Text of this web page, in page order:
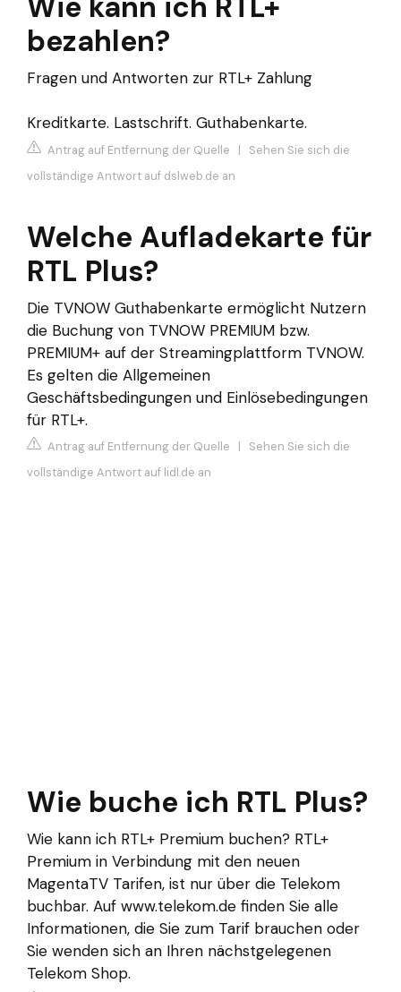
bezahlen?
Fragen und Antworten zur RTL+ Zahlung
Kreditkarte. Lastschrift. Guthabenkarte.
Antrag auf Entfernung der Quelle | Sehen Sie sich die
vollständige Antwort auf dslweb.de an
Welche Aufladekarte für
RTL Plus?
Die TVNOW Guthabenkarte ermöglicht Nutzern
die Buchung von TVNOW PREMIUM bzw.
PREMIUM+ auf der Streamingplattform TVNOW.
Es gelten die Allgemeinen
Geschäftsbedingungen und Einlösebedingungen
für RTL+.
Antrag auf Entfernung der Quelle | Sehen Sie sich die
vollständige Antwort auf lidl.de an
Wie buche ich RTL Plus?
Wie kann ich RTL+ Premium buchen? RTL+
Premium in Verbindung mit den neuen
MagentaTV Tarifen, ist nur über die Telekom
buchbar. Auf www.telekom.de finden Sie alle
Informationen, die Sie zum Tarif brauchen oder
Sie wenden sich an Ihren nächstgelegenen
Telekom Shop.